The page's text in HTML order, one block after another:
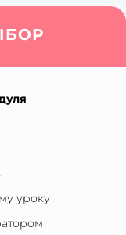
уроку